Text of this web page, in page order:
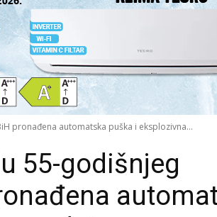
pronađena automatska puška i eksplozivna...
55-godišnjeg